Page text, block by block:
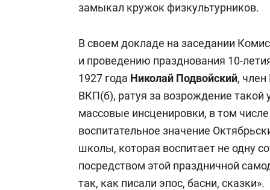
замыкал кружок физкультурников.
В своем докладе на заседании
и проведению празднования 10-
1927 года Николай Подвойский,
ВКП(б), ратуя за возрождение
массовые инсценировки, в том
воспитательное значение
школы, которая воспитает не одну
посредством этой праздничной
так, как писали эпос, басни, сказки».